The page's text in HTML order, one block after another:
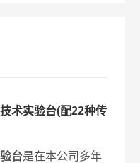
术实验台(配22种传
台是在本公司多年